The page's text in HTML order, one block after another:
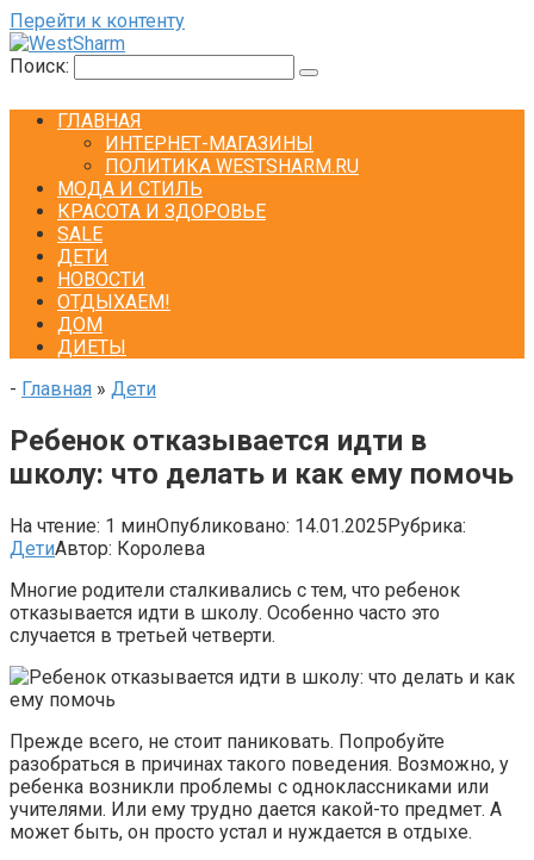
Перейти к контенту
Поиск:
ГЛАВНАЯ
ИНТЕРНЕТ-МАГАЗИНЫ
ПОЛИТИКА WESTSHARM.RU
МОДА И СТИЛЬ
КРАСОТА И ЗДОРОВЬЕ
SALE
ДЕТИ
НОВОСТИ
ОТДЫХАЕМ!
ДОМ
ДИЕТЫ
- Главная » Дети
Ребенок отказывается идти в
школу: что делать и как ему помочь
На чтение: 1 минОпубликовано: 14.01.2025Рубрика:
ДетиАвтор: Королева
Многие родители сталкивались с тем, что ребенок
отказывается идти в школу. Особенно часто это
случается в третьей четверти.
Прежде всего, не стоит паниковать. Попробуйте
разобраться в причинах такого поведения. Возможно, у
ребенка возникли проблемы с одноклассниками или
учителями. Или ему трудно дается какой-то предмет. А
может быть, он просто устал и нуждается в отдыхе.